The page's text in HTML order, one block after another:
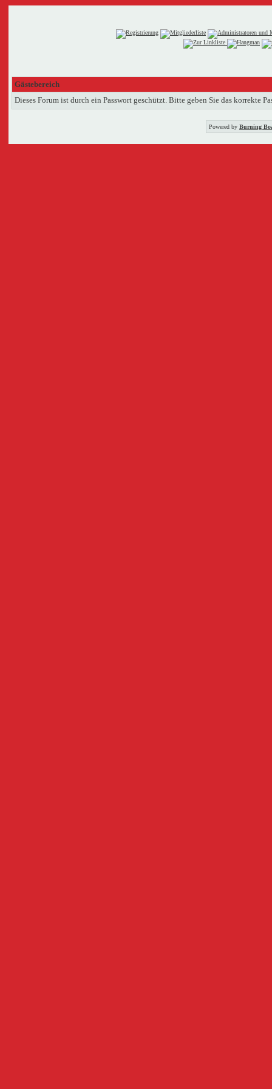
Gästebereich
Dieses Forum ist durch ein Passwort geschützt. Bitte geben Sie das korrekte
Powered by Burning